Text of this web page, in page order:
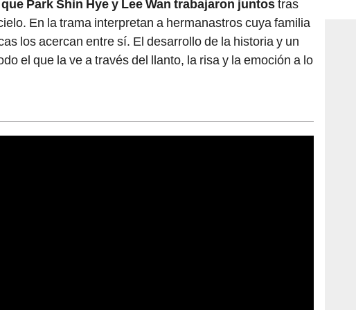
Park Shin Hye y Lee Wan trabajaron juntostras
En la trama interpretan a hermanastros cuya familia
los acercan entre sí. El desarrollo de la historia y un
el que la ve a través del llanto, la risa y la emoción a lo